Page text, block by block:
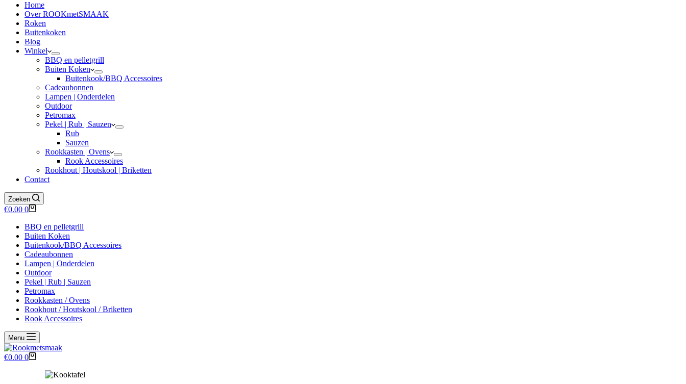
Home
Over ROOKmetSMAAK
Roken
Buitenkoken
Blog
Winkel
BBQ en pelletgrill
Buiten Koken
Buitenkook/BBQ Accessoires
Cadeaubonnen
Lampen | Onderdelen
Outdoor
Petromax
Pekel | Rub | Sauzen
Rub
Sauzen
Rookkasten | Ovens
Rook Accessoires
Rookhout | Houtskool | Briketten
Contact
Zoeken
Winkelwagen
€0.00 0
BBQ en pelletgrill
Buiten Koken
Buitenkook/BBQ Accessoires
Cadeaubonnen
Lampen | Onderdelen
Outdoor
Pekel | Rub | Sauzen
Petromax
Rookkasten / Ovens
Rookhout / Houtskool / Briketten
Rook Accessoires
Menu
Winkelwagen
€0.00 0